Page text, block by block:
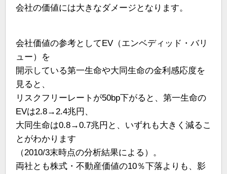
会社の価値には大きなダメージとなります。
会社価値の参考としてEV（エンベディッド・バリ
ュー）を
開示している第一生命や大同生命の金利感応度を
見ると、
リスクフリーレートが50bp下がると、第一生命の
EVは2.8→2.4兆円、
大同生命は0.8→0.7兆円と、いずれも大きく減るこ
とがわかります
（2010/3末時点の分析結果による）。
両社とも株式・不動産価値の10％下落よりも、影